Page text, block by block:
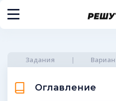
Задания
Оглавление